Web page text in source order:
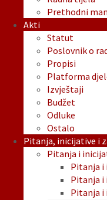
Prethodni
Akti
Statut
Poslovnik o
Propisi
Platforma
Izvještaji
Budžet
Odluke
Ostalo
Pitanja, inicijative i
Pitanja i
Pitanja i
Pitanja i
Pitanja i